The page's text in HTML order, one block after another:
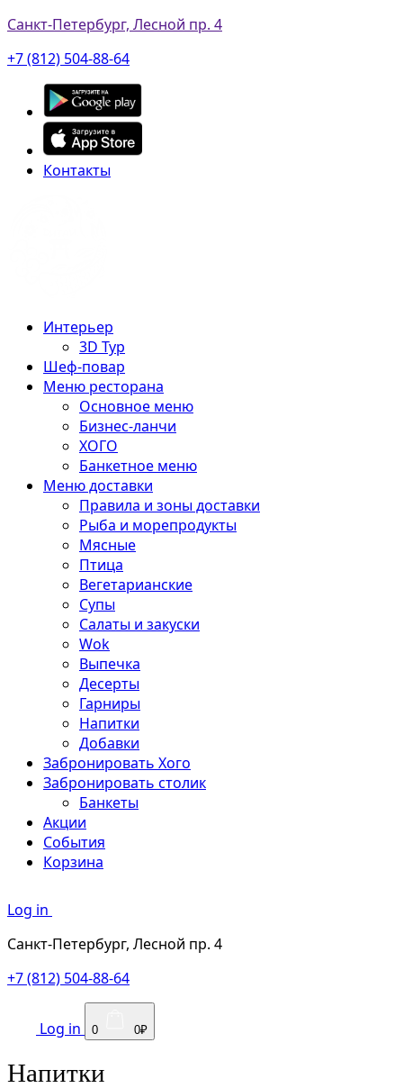
Санкт-Петербург, Лесной пр. 4
+7 (812) 504-88-64
Контакты
Интерьер
3D Тур
Шеф-повар
Меню ресторана
Основное меню
Бизнес-ланчи
ХОГО
Банкетное меню
Меню доставки
Правила и зоны доставки
Рыба и морепродукты
Мясные
Птица
Вегетарианские
Супы
Салаты и закуски
Wok
Выпечка
Десерты
Гарниры
Напитки
Добавки
Забронировать Хого
Забронировать столик
Банкеты
Акции
События
Корзина
Log in
Санкт-Петербург, Лесной пр. 4
+7 (812) 504-88-64
Log in 0 0₽
Напитки